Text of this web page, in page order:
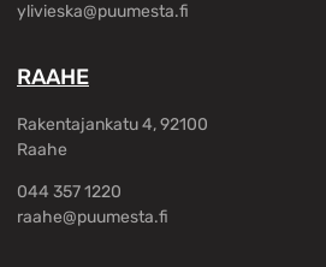
ylivieska@puumesta.fi
RAAHE
Rakentajankatu 4, 92100
Raahe
044 357 1220
raahe@puumesta.fi